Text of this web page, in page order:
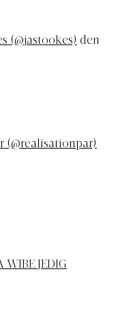
(@jastookes) den
(@realisationpar)
WIBE JEDIG